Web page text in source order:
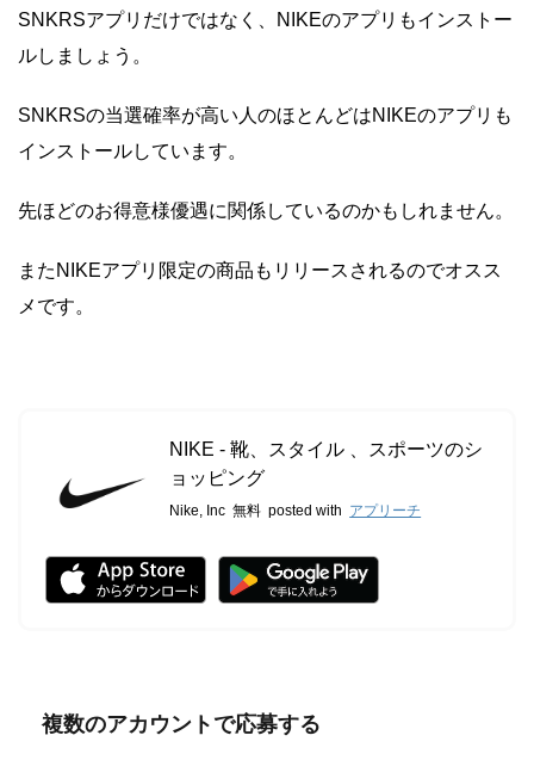
SNKRSアプリだけではなく、NIKEのアプリもインストー
ルしましょう。
SNKRSの当選確率が高い人のほとんどはNIKEのアプリも
インストールしています。
先ほどのお得意様優遇に関係しているのかもしれません。
またNIKEアプリ限定の商品もリリースされるのでオスス
メです。
NIKE - 靴、スタイル 、スポーツのシ
ョッピング
Nike, Inc 無料 posted with アプリーチ
複数のアカウントで応募する